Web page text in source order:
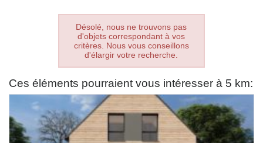
Désolé, nous ne trouvons pas
d'objets correspondant à vos
critères. Nous vous conseillons
d'élargir votre recherche.
Ces éléments pourraient vous intéresser à 5 km: